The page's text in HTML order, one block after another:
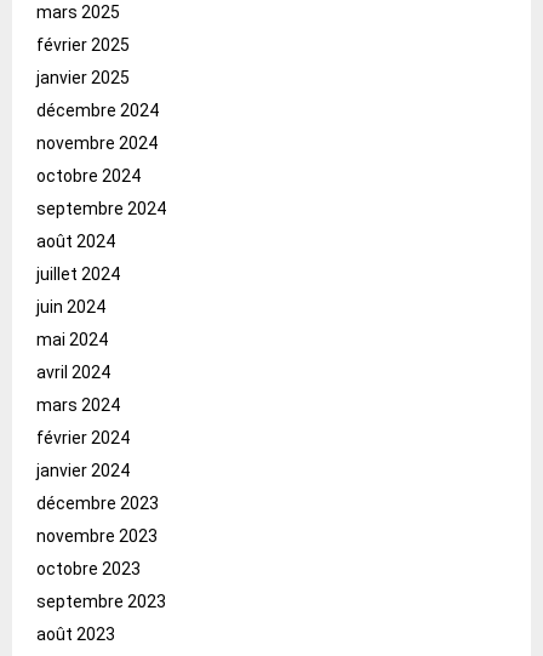
mars 2025
février 2025
janvier 2025
décembre 2024
novembre 2024
octobre 2024
septembre 2024
août 2024
juillet 2024
juin 2024
mai 2024
avril 2024
mars 2024
février 2024
janvier 2024
décembre 2023
novembre 2023
octobre 2023
septembre 2023
août 2023